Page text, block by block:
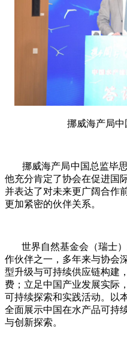
挪威海产局
挪威海产局中国总监毕思
他充分肯定了协会在促进国
并表达了对未来更广阔合作
更加紧密的伙伴关系。
世界自然基金会（瑞士）
作伙伴之一，多年来与协会
型升级与可持续供应链构建
费；立足中国产业发展实际
可持续探索和实践活动。以
全面展示中国在水产品可持
与创新探索。